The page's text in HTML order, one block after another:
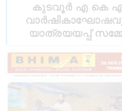
കുടവൂർ എ കെ
യാത്രയയപ്പ്